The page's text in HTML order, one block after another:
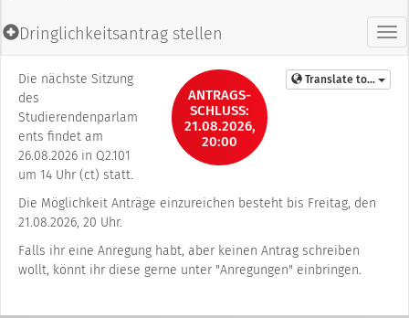
Dringlichkeitsantrag stellen
H
a
u
p
Translate to...
ANTRAGS­
SCHLUSS:
21.08.2026,
20:00
Die nächste Sitzung
des
Studierendenparlam
ents findet am
26.08.2026 in Q2.101
um 14 Uhr (ct) statt.
Die Möglichkeit Anträge einzureichen besteht bis Freitag, den
21.08.2026, 20 Uhr.
Falls ihr eine Anregung habt, aber keinen Antrag schreiben
wollt, könnt ihr diese gerne unter "Anregungen" einbringen.